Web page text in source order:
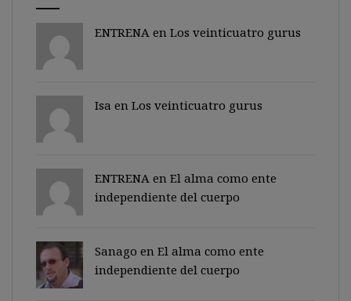
ENTRENA en Los veinticuatro gurus
Isa en Los veinticuatro gurus
ENTRENA en El alma como ente
independiente del cuerpo
Sanago en El alma como ente
independiente del cuerpo